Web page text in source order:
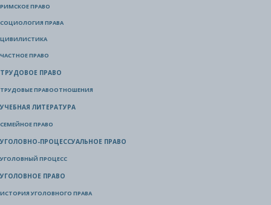
РИМСКОЕ ПРАВО
СОЦИОЛОГИЯ ПРАВА
ЦИВИЛИСТИКА
ЧАСТНОЕ ПРАВО
ТРУДОВОЕ ПРАВО
ТРУДОВЫЕ ПРАВООТНОШЕНИЯ
УЧЕБНАЯ ЛИТЕРАТУРА
СЕМЕЙНОЕ ПРАВО
УГОЛОВНО-ПРОЦЕССУАЛЬНОЕ ПРАВО
УГОЛОВНЫЙ ПРОЦЕСС
УГОЛОВНОЕ ПРАВО
ИСТОРИЯ УГОЛОВНОГО ПРАВА